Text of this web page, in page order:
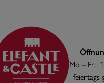
Mo – Fr:
feiertags